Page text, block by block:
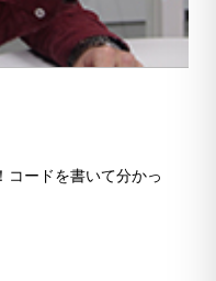
コードを書いて分かっ